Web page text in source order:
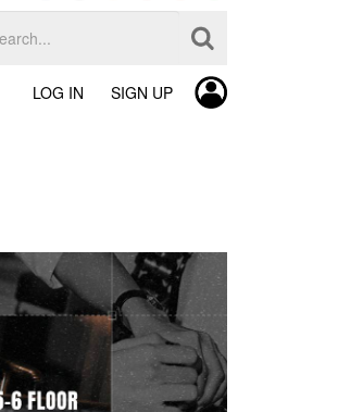
LOG IN SIGN UP